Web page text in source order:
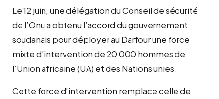
Le 12 juin, une délégation du Conseil de sécurité
de l’Onu a obtenu l’accord du gouvernement
soudanais pour déployer au Darfour une force
mixte d’intervention de 20 000 hommes de
l’Union africaine (UA) et des Nations unies.
Cette force d’intervention remplace celle de